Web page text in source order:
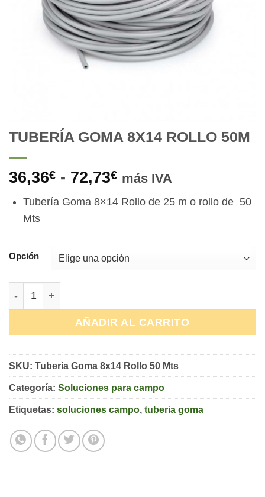
TUBERÍA GOMA 8X14 ROLLO 50M
36,36€ - 72,73€Rango
precios:
hasta
72,73€
más IVA
Tubería Goma 8×14 Rollo de 25 m o rollo de 50
Mts
Opción
TUBERÍA GOMA 8X14 ROLLO 50M cantidad
AÑADIR AL CARRITO
SKU: Tuberia Goma 8x14 Rollo 50 Mts
Categoría: Soluciones para campo
Etiquetas: soluciones campo, tuberia goma